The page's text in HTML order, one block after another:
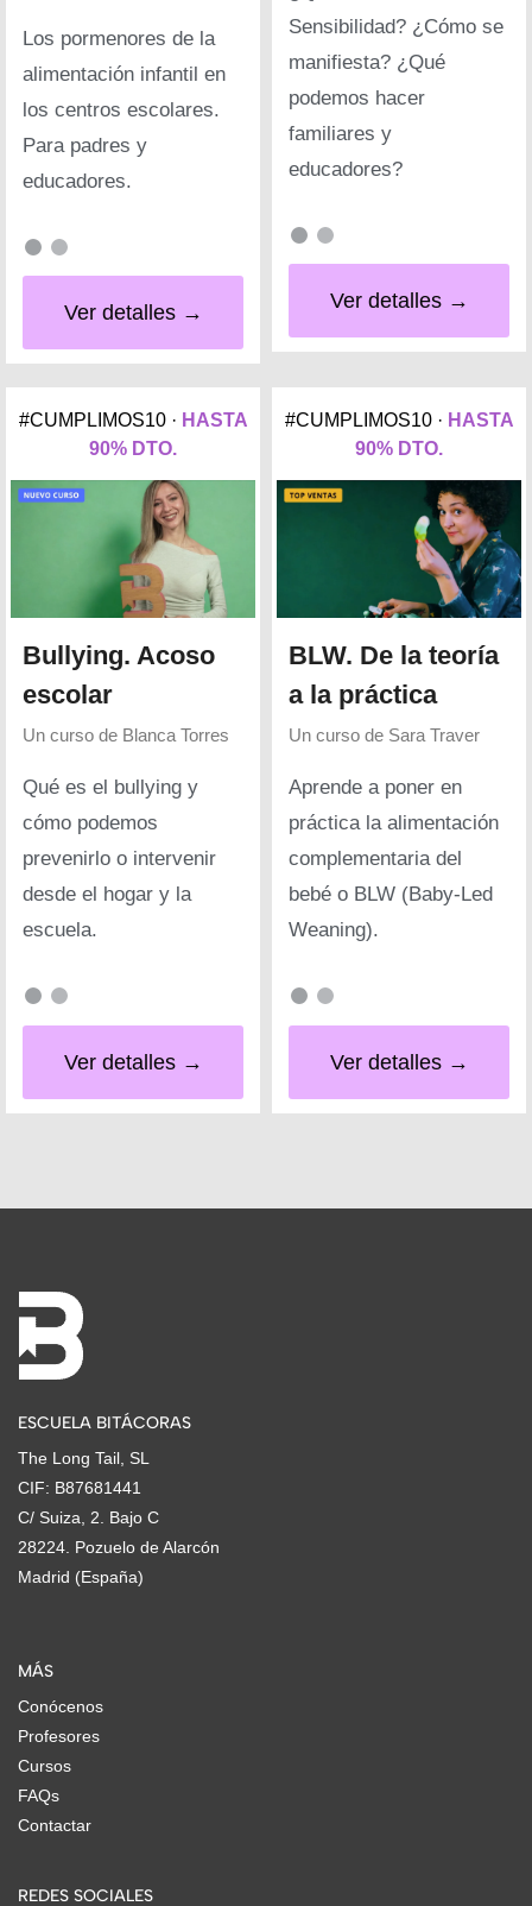
Los pormenores de la
alimentación infantil en
los centros escolares.
Para padres y
educadores.
Ver detalles →
Sensibilidad? ¿Cómo se
manifiesta? ¿Qué
podemos hacer
familiares y
educadores?
Ver detalles →
#CUMPLIMOS10 · HASTA
90% DTO.
Bullying. Acoso
escolar
Un curso de Blanca Torres
Qué es el bullying y
cómo podemos
prevenirlo o intervenir
desde el hogar y la
escuela.
Ver detalles →
#CUMPLIMOS10 · HASTA
90% DTO.
BLW. De la teoría
a la práctica
Un curso de Sara Traver
Aprende a poner en
práctica la alimentación
complementaria del
bebé o BLW (Baby-Led
Weaning).
Ver detalles →
ESCUELA BITÁCORAS
The Long Tail, SL
CIF: B87681441
C/ Suiza, 2. Bajo C
28224. Pozuelo de Alarcón
Madrid (España)
MÁS
Conócenos
Profesores
Cursos
FAQs
Contactar
REDES SOCIALES